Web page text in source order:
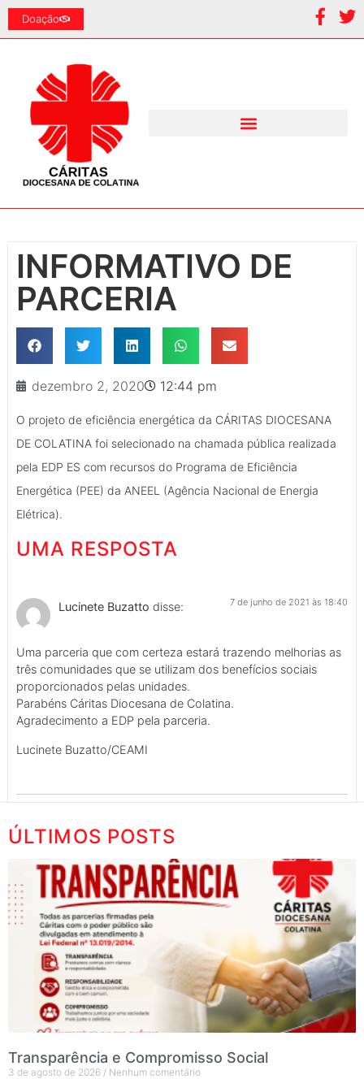
Doação
INFORMATIVO DE
PARCERIA
dezembro 2, 2020 12:44 pm
O projeto de eficiência energética da CÁRITAS DIOCESANA
DE COLATINA foi selecionado na chamada pública realizada
pela EDP ES com recursos do Programa de Eficiência
Energética (PEE) da ANEEL (Agência Nacional de Energia
Elétrica).
UMA RESPOSTA
Lucinete Buzatto disse: 7 de junho de 2021 às 18:40
Uma parceria que com certeza estará trazendo melhorias as
três comunidades que se utilizam dos benefícios sociais
proporcionados pelas unidades.
Parabéns Cáritas Diocesana de Colatina.
Agradecimento a EDP pela parceria.
Lucinete Buzatto/CEAMI
ÚLTIMOS POSTS
Transparência e Compromisso Social
3 de agosto de 2026 Nenhum comentário